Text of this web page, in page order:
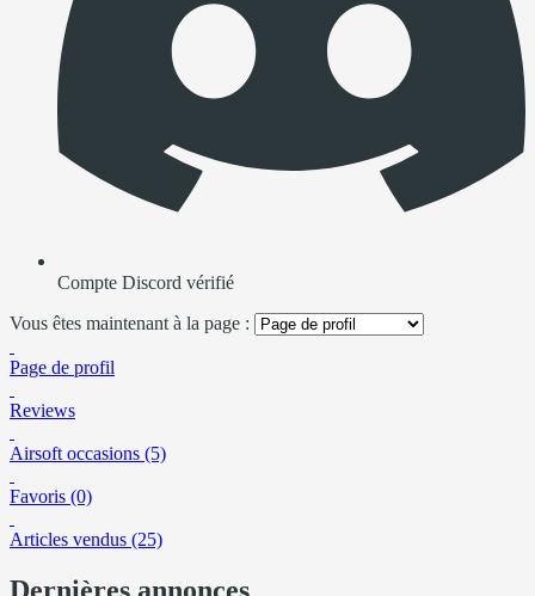
Compte Discord vérifié
Vous êtes maintenant à la page :
Page de profil
Reviews
Airsoft occasions (5)
Favoris (0)
Articles vendus (25)
Dernières annonces